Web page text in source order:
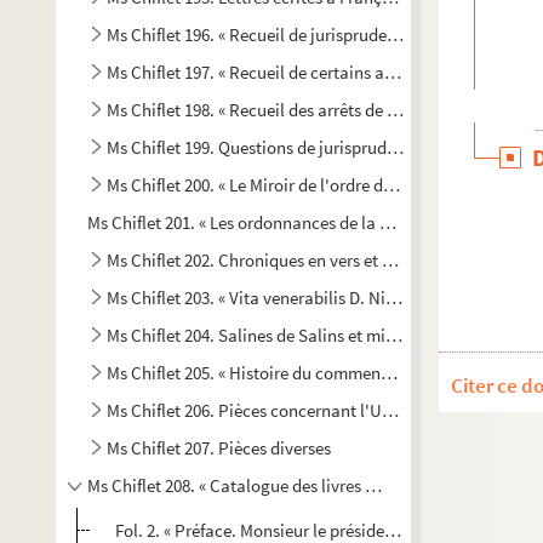
Ms Chiflet 196. « Recueil de jurisprudence commencé le 1
Ms Chiflet 197. « Recueil de certains arrests et raisons
Ms Chiflet 198. « Recueil des arrêts de M. Terrier, conseiller
Ms Chiflet 199. Questions de jurisprudence résolues par
Ms Chiflet 200. « Le Miroir de l'ordre du Thoison d'or »,
Ms Chiflet 201. « Les ordonnances de la comté de
Ms Chiflet 202. Chroniques en vers et en prose concernant
Ms Chiflet 203. « Vita venerabilis D. Nicolai Eschii,
Ms Chiflet 204. Salines de Salins et mines de Château-
Ms Chiflet 205. « Histoire du commencement et causes
Ms Chiflet 206. Pièces concernant l'Université de Besançon
Ms Chiflet 207. Pièces diverses
Ms Chiflet 208. « Catalogue des livres de M. Chiflet. 1755 »
Fol. 2. « Préface. Monsieur le président Bouhier a mis à
Citer ce